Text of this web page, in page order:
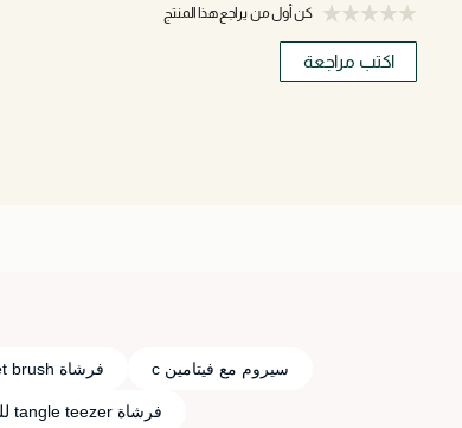
كن أول من يراجع هذا المنتج
اكتب مراجعة
سيروم مع فيتامين c فرشاة wet brush دشن
فرشاة tangle teezer للشعر الكيرلي